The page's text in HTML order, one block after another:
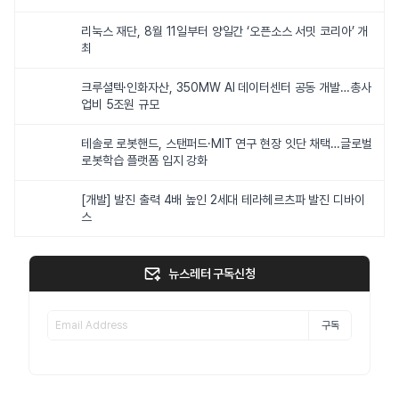
리눅스 재단, 8월 11일부터 양일간 ‘오픈소스 서밋 코리아’ 개
최
크루셜텍·인화자산, 350MW AI 데이터센터 공동 개발…총사
업비 5조원 규모
테솔로 로봇핸드, 스탠퍼드·MIT 연구 현장 잇단 채택…글로벌
로봇학습 플랫폼 입지 강화
[개발] 발진 출력 4배 높인 2세대 테라헤르츠파 발진 디바이
스
뉴스레터 구독신청
구독